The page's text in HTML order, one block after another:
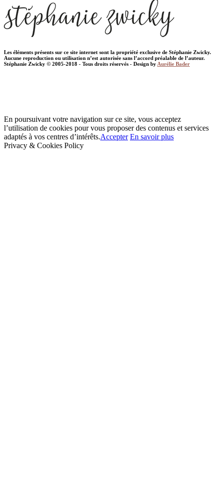
Les éléments présents sur ce site internet sont la propriété exclusive de Stéphanie Zwicky.
Aucune reproduction ou utilisation n’est autorisée sans l’accord préalable de l’auteur.
Stéphanie Zwicky © 2005-2018 - Tous droits réservés - Design byAurélie Bader
En poursuivant votre navigation sur ce site, vous acceptez
l’utilisation de cookies pour vous proposer des contenus et services
adaptés à vos centres d’intérêts.Accepter En savoir plus
Privacy & Cookies Policy